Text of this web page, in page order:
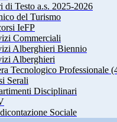
di Testo a.s. 2025-2026
del Turismo
IeFP
Commerciali
Alberghieri Biennio
Alberghieri
Tecnologico Professionale
Serali
Disciplinari
Sociale